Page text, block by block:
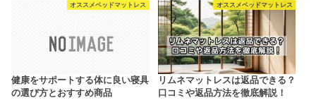
オススメベッドマットレス
健康をサポートする体に良い寝具
の選び方とおすすめ商品
オススメベッドマットレス
リムネマットレスは返品できる？
口コミや返品方法を徹底解説！